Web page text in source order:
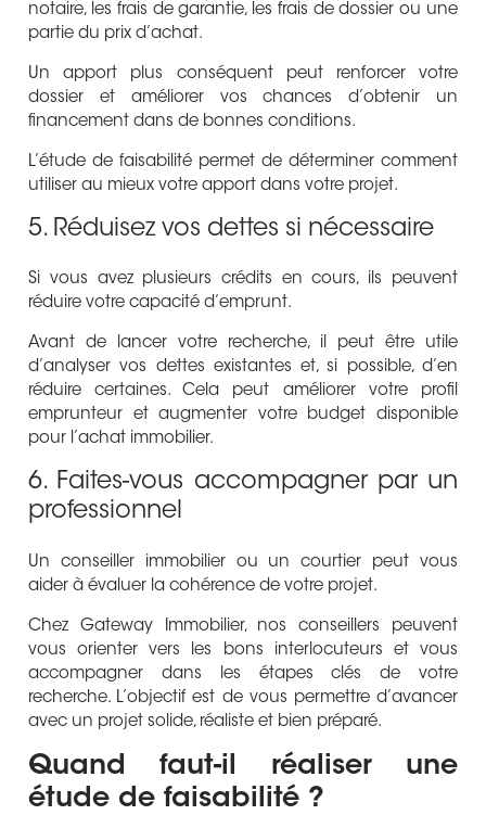
notaire, les frais de garantie, les frais de dossier ou une
partie du prix d’achat.
Un apport plus conséquent peut renforcer votre
dossier et améliorer vos chances d’obtenir un
financement dans de bonnes conditions.
L’étude de faisabilité permet de déterminer comment
utiliser au mieux votre apport dans votre projet.
5. Réduisez vos dettes si nécessaire
Si vous avez plusieurs crédits en cours, ils peuvent
réduire votre capacité d’emprunt.
Avant de lancer votre recherche, il peut être utile
d’analyser vos dettes existantes et, si possible, d’en
réduire certaines. Cela peut améliorer votre profil
emprunteur et augmenter votre budget disponible
pour l’achat immobilier.
6. Faites-vous accompagner par un
professionnel
Un conseiller immobilier ou un courtier peut vous
aider à évaluer la cohérence de votre projet.
Chez Gateway Immobilier, nos conseillers peuvent
vous orienter vers les bons interlocuteurs et vous
accompagner dans les étapes clés de votre
recherche. L’objectif est de vous permettre d’avancer
avec un projet solide, réaliste et bien préparé.
Quand faut-il réaliser une
étude de faisabilité ?